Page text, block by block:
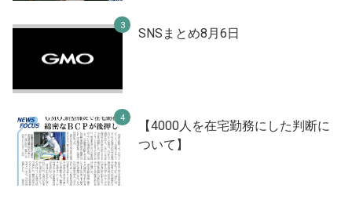
SNSまとめ8月6日
【4000人を在宅勤務にした判断に
ついて】